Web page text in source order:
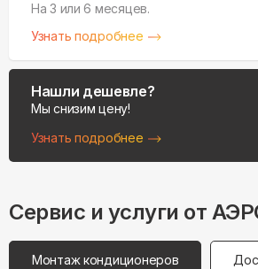
На 3 или 6 месяцев.
Узнать подробнее
Нашли дешевле?
Мы снизим цену!
Узнать подробнее
Сервис и услуги от
Монтаж кондиционеров